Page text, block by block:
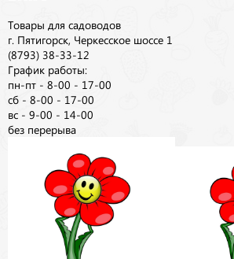
Товары для садоводов
г. Пятигорск, Черкесское шоссе 1
(8793) 38-33-12
График работы:
пн-пт - 8-00 - 17-00
сб - 8-00 - 17-00
вс - 9-00 - 14-00
без перерыва